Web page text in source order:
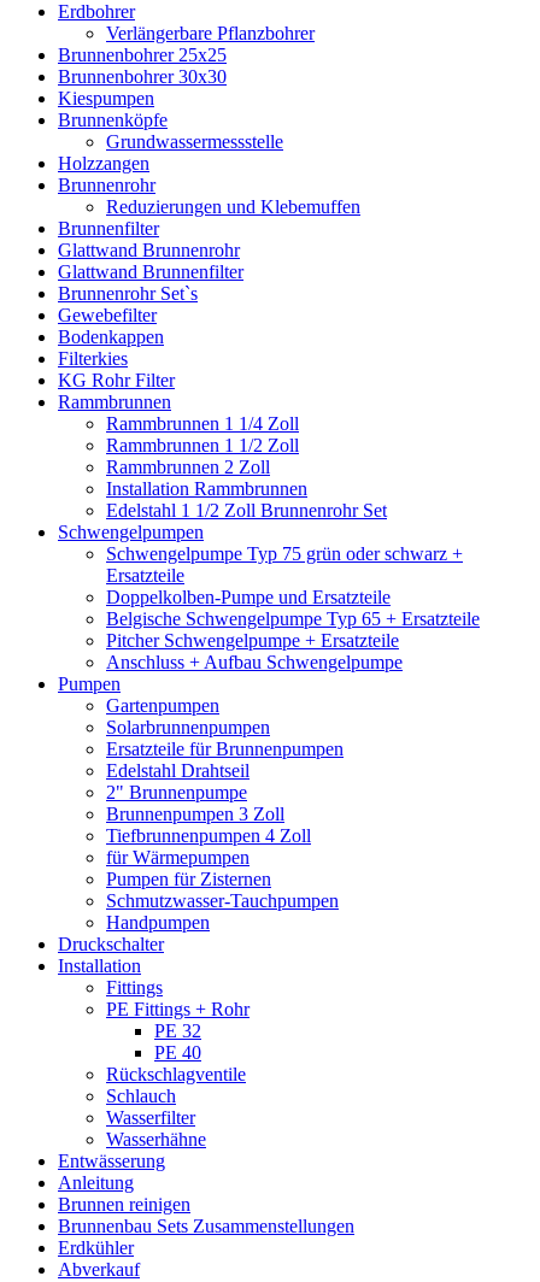
Erdbohrer
Verlängerbare Pflanzbohrer
Brunnenbohrer 25x25
Brunnenbohrer 30x30
Kiespumpen
Brunnenköpfe
Grundwassermessstelle
Holzzangen
Brunnenrohr
Reduzierungen und Klebemuffen
Brunnenfilter
Glattwand Brunnenrohr
Glattwand Brunnenfilter
Brunnenrohr Set`s
Gewebefilter
Bodenkappen
Filterkies
KG Rohr Filter
Rammbrunnen
Rammbrunnen 1 1/4 Zoll
Rammbrunnen 1 1/2 Zoll
Rammbrunnen 2 Zoll
Installation Rammbrunnen
Edelstahl 1 1/2 Zoll Brunnenrohr Set
Schwengelpumpen
Schwengelpumpe Typ 75 grün oder schwarz +
Ersatzteile
Doppelkolben-Pumpe und Ersatzteile
Belgische Schwengelpumpe Typ 65 + Ersatzteile
Pitcher Schwengelpumpe + Ersatzteile
Anschluss + Aufbau Schwengelpumpe
Pumpen
Gartenpumpen
Solarbrunnenpumpen
Ersatzteile für Brunnenpumpen
Edelstahl Drahtseil
2" Brunnenpumpe
Brunnenpumpen 3 Zoll
Tiefbrunnenpumpen 4 Zoll
für Wärmepumpen
Pumpen für Zisternen
Schmutzwasser-Tauchpumpen
Handpumpen
Druckschalter
Installation
Fittings
PE Fittings + Rohr
PE 32
PE 40
Rückschlagventile
Schlauch
Wasserfilter
Wasserhähne
Entwässerung
Anleitung
Brunnen reinigen
Brunnenbau Sets Zusammenstellungen
Erdkühler
Abverkauf